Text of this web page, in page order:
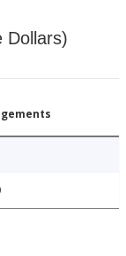
Dollars)